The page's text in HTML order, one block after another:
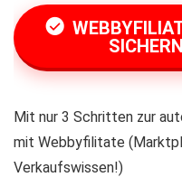
Mit nur 3 Schritten zur
mit Webbyfilitate
Verkaufswissen!)